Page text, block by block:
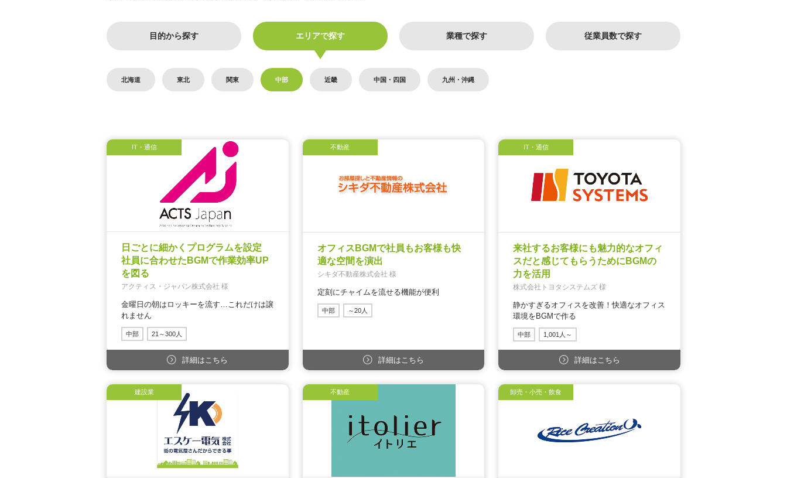
目的から探す エリアで探す 業種で探す 従業員数で探す
北海道 東北 関東 中部 近畿 中国・四国 九州・沖縄
IT・通信
日ごとに細かくプログラムを設定
社員に合わせたBGMで作業効率UP
を図る
アクティス・ジャパン株式会社 様
金曜日の朝はロッキーを流す…これだけは譲
れません
中部 21～300人
詳細はこちら
不動産
オフィスBGMで社員もお客様も快
適な空間を演出
シキダ不動産株式会社 様
定刻にチャイムを流せる機能が便利
中部 ～20人
詳細はこちら
IT・通信
来社するお客様にも魅力的なオフィ
スだと感じてもらうためにBGMの
力を活用
株式会社トヨタシステムズ 様
静かすぎるオフィスを改善！快適なオフィス
環境をBGMで作る
中部 1,001人～
詳細はこちら
建設業 不動産 卸売・小売・飲食